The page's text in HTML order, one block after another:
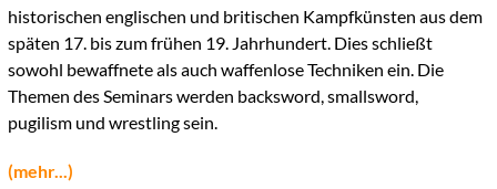
historischen englischen und britischen Kampfkünsten aus dem
späten 17. bis zum frühen 19. Jahrhundert. Dies schließt
sowohl bewaffnete als auch waffenlose Techniken ein. Die
Themen des Seminars werden backsword, smallsword,
pugilism und wrestling sein.
(mehr...)